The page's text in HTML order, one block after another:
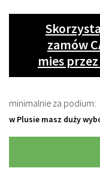
zamów
mies
minimalnie za podium:
w Plusie masz duży